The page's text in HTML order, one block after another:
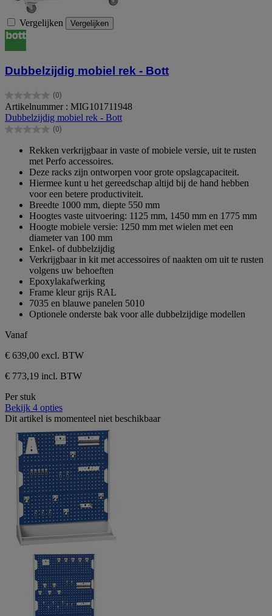
Vergelijken Vergelijken
Dubbelzijdig mobiel rek - Bott
(0)
0.0
van
de
5
Artikelnummer : MIG101711948
Dubbelzijdig mobiel rek - Bott
(0)
0.0
sterren.
Rekken verkrijgbaar in vaste of mobiele versie, uit te rusten
met Perfo accessoires.
Deze racks zijn ontworpen voor grote opslagcapaciteit.
Hiermee kunt u het gereedschap altijd bij de hand hebben
voor een betere productiviteit.
Breedte 1000 mm, diepte 550 mm
Hoogtes vaste uitvoering: 1125 mm, 1450 mm en 1775 mm
Hoogte mobiele versie: 1250 mm met wielen met een
diameter van 100 mm
Enkel- of dubbelzijdig
Verkrijgbaar in kit met accessoires of naakten om uit te rusten
volgens uw behoeften
Epoxylakafwerking
Frame kleur grijs RAL
7035 en blauwe panelen 5010
Optionele onderste bak voor alle dubbelzijdige modellen
Vanaf
€ 639,00 excl. BTW
€ 773,19 incl. BTW
Per stuk
Bekijk 4 opties
Dit artikel is momenteel niet beschikbaar